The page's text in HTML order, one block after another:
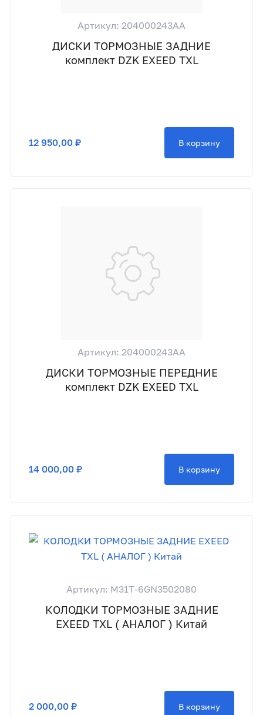
Артикул: 204000243AA
ДИСКИ ТОРМОЗНЫЕ ЗАДНИЕ
комплект DZK EXEED TXL
12 950,00 ₽ В корзину
Артикул: 204000243AA
ДИСКИ ТОРМОЗНЫЕ ПЕРЕДНИЕ
комплект DZK EXEED TXL
14 000,00 ₽ В корзину
Артикул: M31T-6GN3502080
КОЛОДКИ ТОРМОЗНЫЕ ЗАДНИЕ
EXEED TXL ( АНАЛОГ ) Китай
2 000,00 ₽ В корзину